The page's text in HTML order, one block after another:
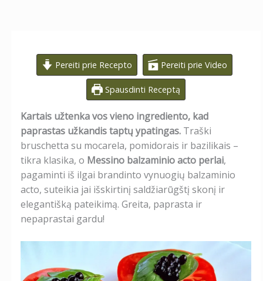
Pereiti prie Recepto Pereiti prie Video
Spausdinti Receptą
Kartais užtenka vos vieno ingrediento, kad
paprastas užkandis taptų ypatingas.Traški
bruschetta su mocarela, pomidorais ir bazilikais –
tikra klasika, o Messino balzaminio acto perlai,
pagaminti iš ilgai brandinto vynuogių balzaminio
acto, suteikia jai išskirtinį saldžiarūgštį skonį ir
elegantišką pateikimą. Greita, paprasta ir
nepaprastai gardu!